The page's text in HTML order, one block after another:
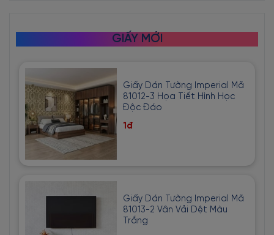
GIẤY MỚI
Giấy Dán Tường Imperial Mã
81012-3 Họa Tiết Hình Học
Độc Đáo
1đ
Giấy Dán Tường Imperial Mã
81013-2 Vân Vải Dệt Màu
Trắng